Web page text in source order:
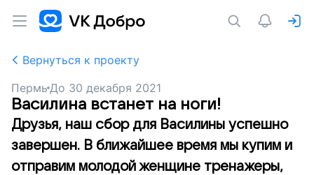
Вернуться к проекту
Пермь До 30 декабря 2021
Василина встанет на ноги!
Друзья, наш сбор для Василины успешно
завершен. В ближайшее время мы купим и
отправим молодой женщине тренажеры,